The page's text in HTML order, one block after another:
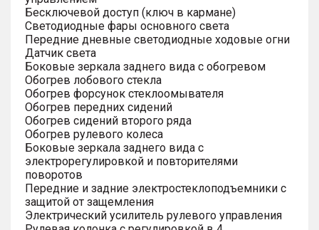
Бесключевой доступ (ключ в кармане)
Светодиодные фары основного света
Передние дневные светодиодные ходовые огни
Датчик света
Боковые зеркала заднего вида с обогревом
Обогрев лобового стекла
Обогрев форсунок стеклоомывателя
Обогрев передних сидений
Обогрев сидений второго ряда
Обогрев рулевого колеса
Боковые зеркала заднего вида с
электрорегулировкой и повторителями
поворотов
Передние и задние электростеклоподъемники с
защитой от защемления
Электрический усилитель рулевого управления